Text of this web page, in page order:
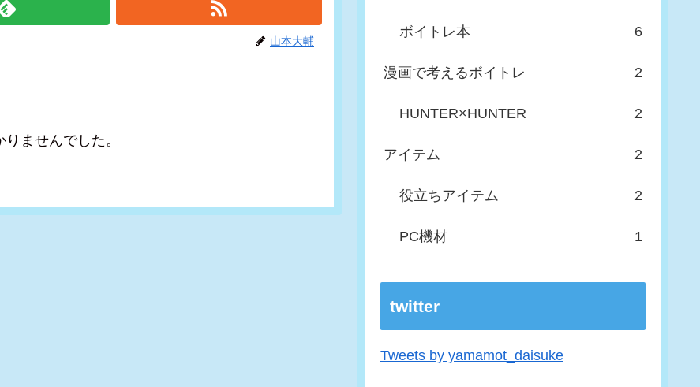
山本大輔
ませんでした。
ボイトレ本 6
漫画で考えるボイトレ 2
HUNTER×HUNTER 2
アイテム 2
役立ちアイテム 2
PC機材 1
twitter
Tweets by yamamot_daisuke